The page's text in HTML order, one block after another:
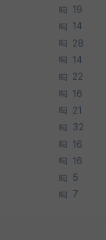
19
14
28
14
22
16
21
32
16
16
5
7